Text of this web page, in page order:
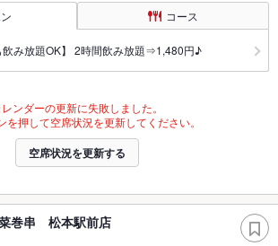
コース
飲み放題OK】 2時間飲み放題⇒1,480円♪
ンダーの更新に失敗しました。
を押して空席状況を更新してください。
空席状況を更新する
巻串 松本駅前店